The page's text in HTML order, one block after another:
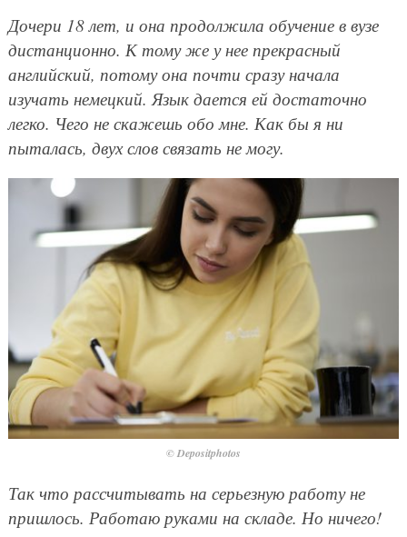
Дочери 18 лет, и она продолжила обучение в вузе
дистанционно. К тому же у нее прекрасный
английский, потому она почти сразу начала
изучать немецкий. Язык дается ей достаточно
легко. Чего не скажешь обо мне. Как бы я ни
пыталась, двух слов связать не могу.
© Depositphotos
Так что рассчитывать на серьезную работу не
пришлось. Работаю руками на складе. Но ничего!